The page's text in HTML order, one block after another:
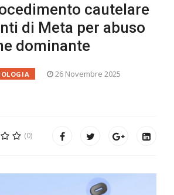
cautelare
di Meta per abuso
dominante
26 Novembre 2025
(0)